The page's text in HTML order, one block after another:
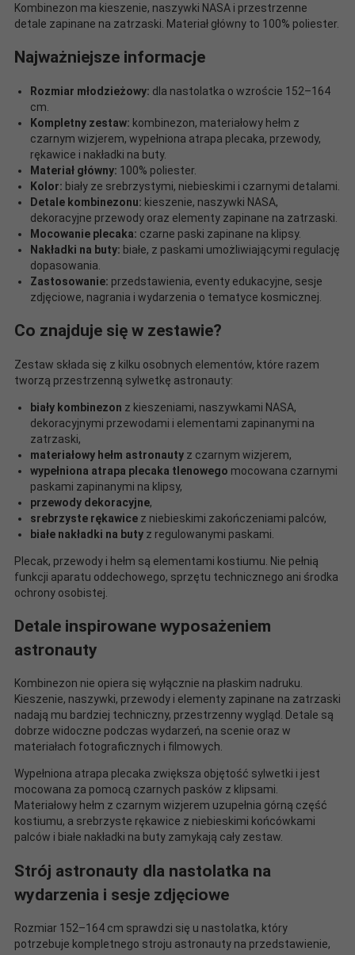
Kombinezon ma kieszenie, naszywki NASA i przestrzenne
detale zapinane na zatrzaski. Materiał główny to 100% poliester.
Najważniejsze informacje
Rozmiar młodzieżowy: dla nastolatka o wzroście 152–164
cm.
Kompletny zestaw: kombinezon, materiałowy hełm z
czarnym wizjerem, wypełniona atrapa plecaka, przewody,
rękawice i nakładki na buty.
Materiał główny: 100% poliester.
Kolor: biały ze srebrzystymi, niebieskimi i czarnymi detalami.
Detale kombinezonu: kieszenie, naszywki NASA,
dekoracyjne przewody oraz elementy zapinane na zatrzaski.
Mocowanie plecaka: czarne paski zapinane na klipsy.
Nakładki na buty: białe, z paskami umożliwiającymi regulację
dopasowania.
Zastosowanie: przedstawienia, eventy edukacyjne, sesje
zdjęciowe, nagrania i wydarzenia o tematyce kosmicznej.
Co znajduje się w zestawie?
Zestaw składa się z kilku osobnych elementów, które razem
tworzą przestrzenną sylwetkę astronauty:
biały kombinezon z kieszeniami, naszywkami NASA,
dekoracyjnymi przewodami i elementami zapinanymi na
zatrzaski,
materiałowy hełm astronauty z czarnym wizjerem,
wypełniona atrapa plecaka tlenowego mocowana czarnymi
paskami zapinanymi na klipsy,
przewody dekoracyjne,
srebrzyste rękawice z niebieskimi zakończeniami palców,
białe nakładki na buty z regulowanymi paskami.
Plecak, przewody i hełm są elementami kostiumu. Nie pełnią
funkcji aparatu oddechowego, sprzętu technicznego ani środka
ochrony osobistej.
Detale inspirowane wyposażeniem
astronauty
Kombinezon nie opiera się wyłącznie na płaskim nadruku.
Kieszenie, naszywki, przewody i elementy zapinane na zatrzaski
nadają mu bardziej techniczny, przestrzenny wygląd. Detale są
dobrze widoczne podczas wydarzeń, na scenie oraz w
materiałach fotograficznych i filmowych.
Wypełniona atrapa plecaka zwiększa objętość sylwetki i jest
mocowana za pomocą czarnych pasków z klipsami.
Materiałowy hełm z czarnym wizjerem uzupełnia górną część
kostiumu, a srebrzyste rękawice z niebieskimi końcówkami
palców i białe nakładki na buty zamykają cały zestaw.
Strój astronauty dla nastolatka na
wydarzenia i sesje zdjęciowe
Rozmiar 152–164 cm sprawdzi się u nastolatka, który
potrzebuje kompletnego stroju astronauty na przedstawienie,